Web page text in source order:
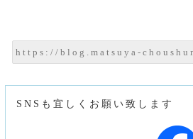
SNSも宜しくお願い致します